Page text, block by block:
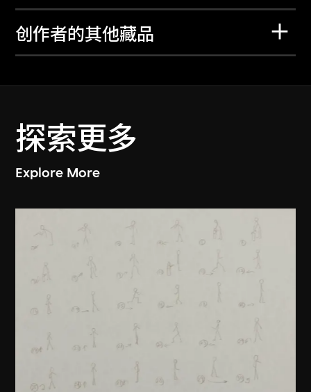
创作者的其他藏品
探索更多
Explore More